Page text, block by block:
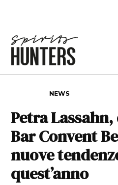
NEWS
Petra
Bar Convent
nuove
quest’anno